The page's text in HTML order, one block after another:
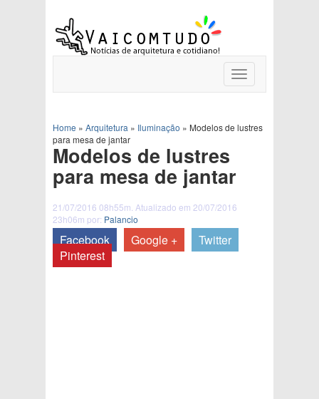
Toggle
navigation
Home » Arquitetura » Iluminação » Modelos de lustres
para mesa de jantar
Modelos de lustres
para mesa de jantar
21/07/2016 08h55m. Atualizado em 20/07/2016
23h06m por: Palancio
Facebook Google +
Twitter
Pinterest